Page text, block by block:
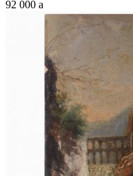
92 000 a